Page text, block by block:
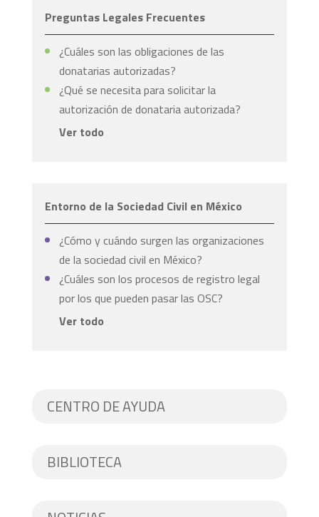
Preguntas Legales Frecuentes
¿Cuáles son las obligaciones de las
donatarias autorizadas?
¿Qué se necesita para solicitar la
autorización de donataria autorizada?
Ver todo
Entorno de la Sociedad Civil en México
¿Cómo y cuándo surgen las organizaciones
de la sociedad civil en México?
¿Cuáles son los procesos de registro legal
por los que pueden pasar las OSC?
Ver todo
CENTRO DE AYUDA
BIBLIOTECA